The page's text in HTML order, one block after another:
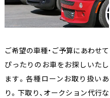
ご希望の車種・ご予算にあわせて
ぴったりのお車をお探しいたし
ます。各種ローンお取り扱いあ
り。下取り、オークション代行な